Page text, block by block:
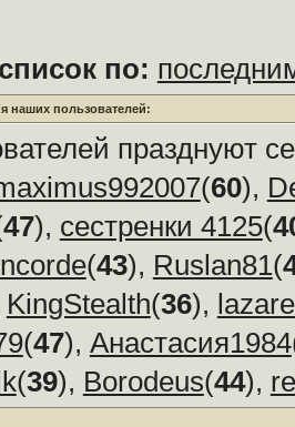
по:
наших пользователей:
празднуют
(60),
47), сестренки 4125(
(43), Ruslan81(
KingStealth(36),
(47), Анастасия1984
(39), Borodeus(44),